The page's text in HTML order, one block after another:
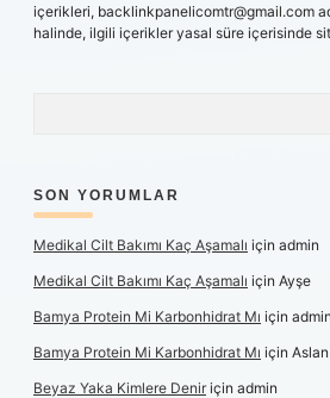
içerikleri, backlinkpanelicomtr@gmail.com
halinde, ilgili içerikler yasal süre içerisinde
SON YORUMLAR
Medikal Cilt Bakımı Kaç Aşamalı için admin
Medikal Cilt Bakımı Kaç Aşamalı için Ayşe
Bamya Protein Mi Karbonhidrat Mı için admin
Bamya Protein Mi Karbonhidrat Mı için Aslan
Beyaz Yaka Kimlere Deniriçin admin